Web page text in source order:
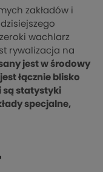
zakładów i
wachlarz
rywalizacja na
jest w środowy
łącznie blisko
są statystyki
specjalne,